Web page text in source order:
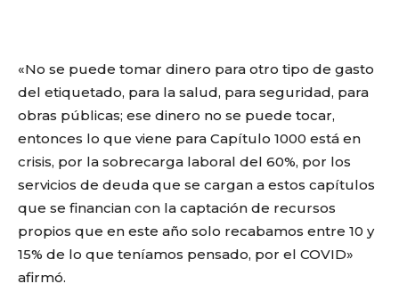
«No se puede tomar dinero para otro tipo de gasto
del etiquetado, para la salud, para seguridad, para
obras públicas; ese dinero no se puede tocar,
entonces lo que viene para Capítulo 1000 está en
crisis, por la sobrecarga laboral del 60%, por los
servicios de deuda que se cargan a estos capítulos
que se financian con la captación de recursos
propios que en este año solo recabamos entre 10 y
15% de lo que teníamos pensado, por el COVID»
afirmó.